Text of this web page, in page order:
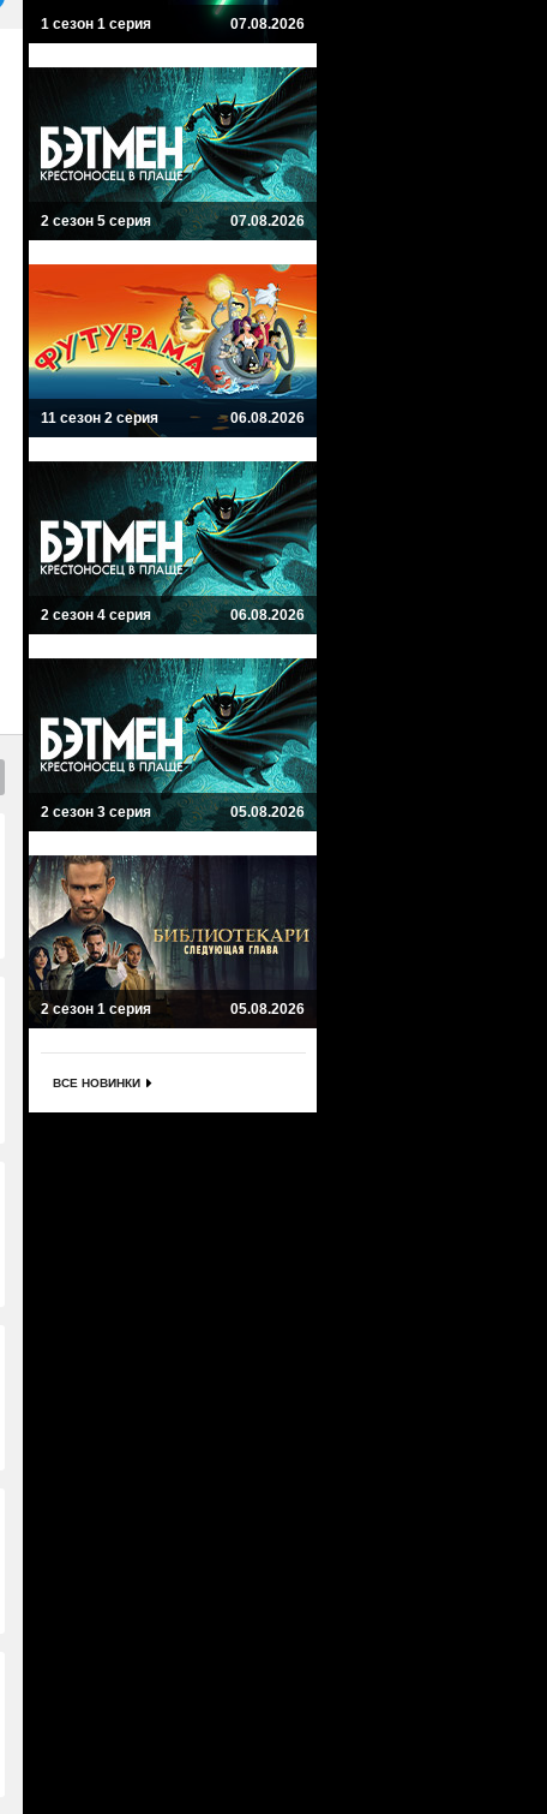
1 сезон 1 серия 07.08.2026
2 сезон 5 серия 07.08.2026
11 сезон 2 серия 06.08.2026
2 сезон 4 серия 06.08.2026
2 сезон 3 серия 05.08.2026
2 сезон 1 серия 05.08.2026
ВСЕ НОВИНКИ